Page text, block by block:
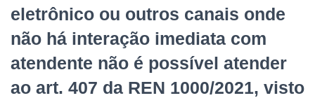
eletrônico ou outros canais onde
não há interação imediata com
atendente não é possível atender
ao art. 407 da REN 1000/2021, visto